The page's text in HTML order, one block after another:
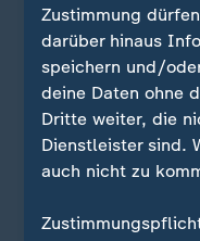
Doch zugleich bin
die ausgestreckte
neue Vertrauen
ganzen Welt, für
Leben in
der Versöhnung,
einen neuen, einen
Zustimmung
darüber hinaus
speichern und/
deine Daten ohne
Dritte weiter, die
Dienstleister sind.
auch nicht zu